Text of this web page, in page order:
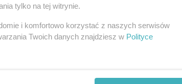
tylko na tej witrynie.
i komfortowo korzystać z naszych serwisów
Twoich danych znajdziesz w Polityce